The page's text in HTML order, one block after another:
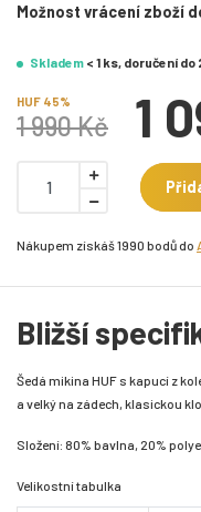
Možnost vrácení zboží
Skladem < 1 ks, doručení
HUF 45%
1 990 Kč 1
Nákupem získáš 1990 bodů do
Bližší
Šedá mikina HUF s kapucí z
a velký na zádech, klasickou
Složení: 80% bavlna, 20%
Velikostní tabulka